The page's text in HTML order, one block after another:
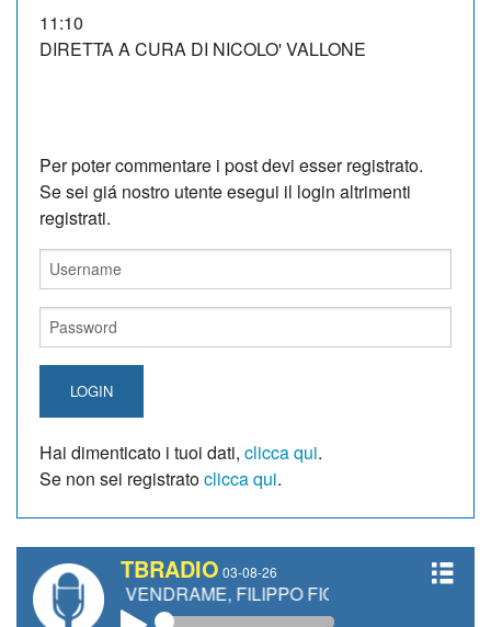
11:10
DIRETTA A CURA DI NICOLO' VALLONE
Per poter commentare i post devi esser registrato.
Se sei giá nostro utente esegui il login altrimenti
registrati.
LOGIN
Hai dimenticato i tuoi dati, clicca qui.
Se non sei registratoclicca qui.
TBRADIO 03-08-26
VENDRAME, FILIPPO FIORELLI